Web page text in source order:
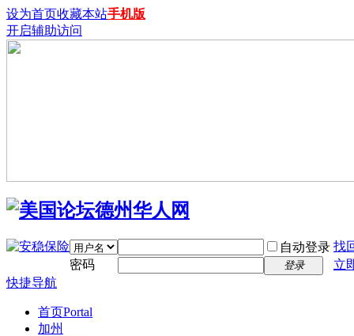
设为首页收藏本站手机版
开启辅助访问
自动登录 找
密码
登录
立
快捷导航
首页Portal
加州